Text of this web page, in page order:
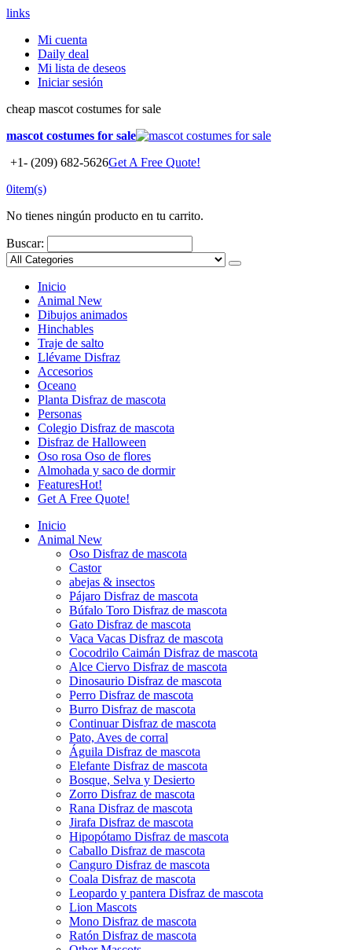
links
Mi cuenta
Daily deal
Mi lista de deseos
Iniciar sesión
cheap mascot costumes for sale
mascot costumes for sale
+1- (209) 682-5626Get A Free Quote!
0item(s)
No tienes ningún producto en tu carrito.
Buscar:
Inicio
Animal New
Dibujos animados
Hinchables
Traje de salto
Llévame Disfraz
Accesorios
Oceano
Planta Disfraz de mascota
Personas
Colegio Disfraz de mascota
Disfraz de Halloween
Oso rosa Oso de flores
Almohada y saco de dormir
FeaturesHot!
Get A Free Quote!
Inicio
Animal New
Oso Disfraz de mascota
Castor
abejas & insectos
Pájaro Disfraz de mascota
Búfalo Toro Disfraz de mascota
Gato Disfraz de mascota
Vaca Vacas Disfraz de mascota
Cocodrilo Caimán Disfraz de mascota
Alce Ciervo Disfraz de mascota
Dinosaurio Disfraz de mascota
Perro Disfraz de mascota
Burro Disfraz de mascota
Continuar Disfraz de mascota
Pato, Aves de corral
Águila Disfraz de mascota
Elefante Disfraz de mascota
Bosque, Selva y Desierto
Zorro Disfraz de mascota
Rana Disfraz de mascota
Jirafa Disfraz de mascota
Hipopótamo Disfraz de mascota
Caballo Disfraz de mascota
Canguro Disfraz de mascota
Coala Disfraz de mascota
Leopardo y pantera Disfraz de mascota
Lion Mascots
Mono Disfraz de mascota
Ratón Disfraz de mascota